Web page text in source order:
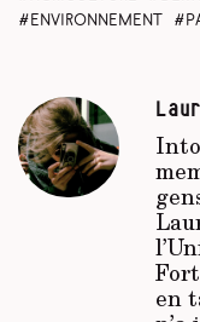
environnement
en